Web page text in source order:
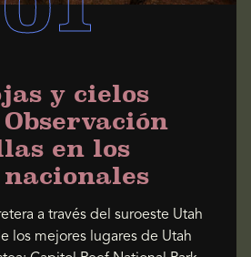
y cielos
en los
a través del suroeste Utah
los mejores lugares de Utah